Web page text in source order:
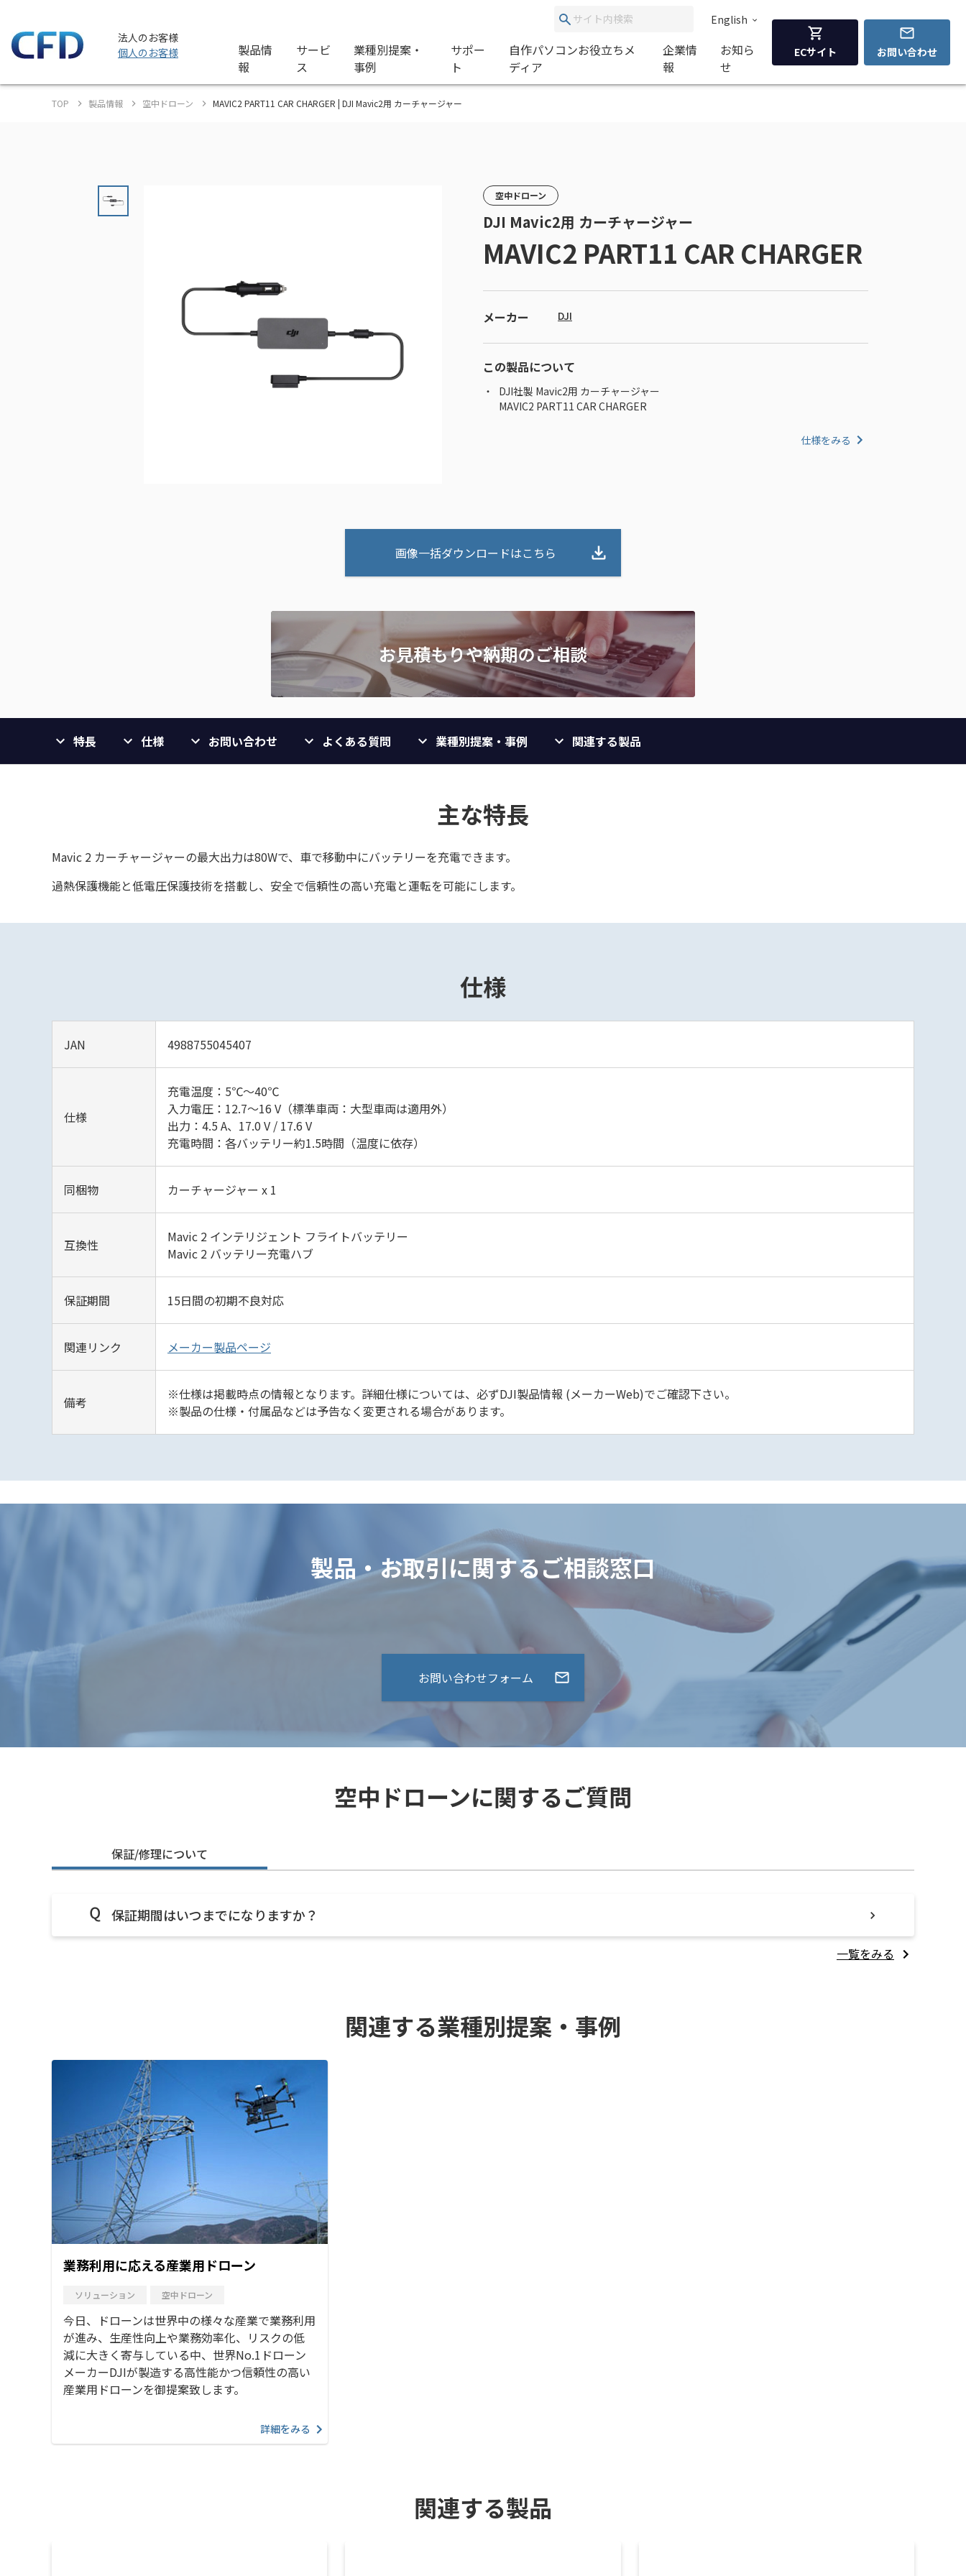
法人のお客様
個人のお客様
English
製品情
報
サービ
ス
業種別提案・
事例
サポー
ト
自作パソコンお役立ちメ
ディア
企業情
報
お知ら
せ
ECサイト お問い合わせ
TOP 製品情報 空中ドローン MAVIC2 PART11 CAR CHARGER | DJI Mavic2用 カーチャージャー
空中ドローン
DJI Mavic2用 カーチャージャー
MAVIC2 PART11 CAR CHARGER
メーカー DJI
この製品について
DJI社製 Mavic2用 カーチャージャー
MAVIC2 PART11 CAR CHARGER
仕様をみる
画像一括ダウンロードはこちら
特長 仕様 お問い合わせ よくある質問 業種別提案・事例 関連する製品
主な特長
Mavic 2 カーチャージャーの最大出力は80Wで、車で移動中にバッテリーを充電できます。
過熱保護機能と低電圧保護技術を搭載し、安全で信頼性の高い充電と運転を可能にします。
仕様
JAN 4988755045407
仕様
充電温度：5℃～40℃
入力電圧：12.7～16 V（標準車両：大型車両は適用外）
出力：4.5 A、17.0 V / 17.6 V
充電時間：各バッテリー約1.5時間（温度に依存）
同梱物 カーチャージャー x 1
互換性
Mavic 2 インテリジェント フライトバッテリー
Mavic 2 バッテリー充電ハブ
保証期間 15日間の初期不良対応
関連リンク メーカー製品ページ
備考
※仕様は掲載時点の情報となります。詳細仕様については、必ずDJI製品情報 (メーカーWeb)でご確認下さい。
※製品の仕様・付属品などは予告なく変更される場合があります。
製品・お取引に関するご相談窓口
お問い合わせフォーム
空中ドローンに関するご質問
保証/修理について
保証期間はいつまでになりますか？
一覧をみる
関連する業種別提案・事例
業務利用に応える産業用ドローン
ソリューション 空中ドローン
今日、ドローンは世界中の様々な産業で業務利用
が進み、生産性向上や業務効率化、リスクの低
減に大きく寄与している中、世界No.1ドローン
メーカーDJIが製造する高性能かつ信頼性の高い
産業用ドローンを御提案致します。
詳細をみる
関連する製品